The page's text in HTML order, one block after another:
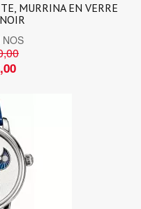
MURRINA EN VERRE